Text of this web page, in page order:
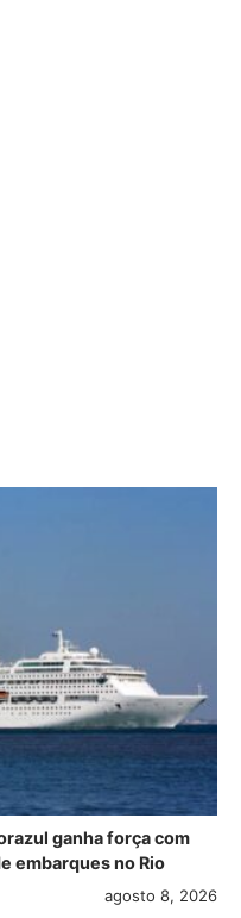
ganha força com
embarques no Rio
agosto 8, 2026